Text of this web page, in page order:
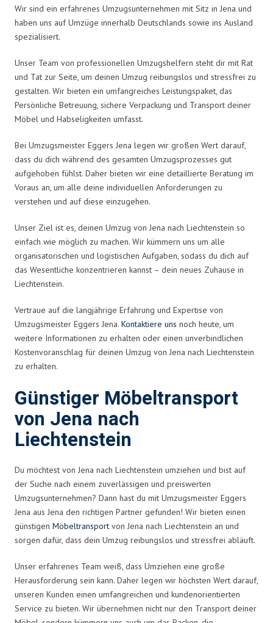
Wir sind ein erfahrenes Umzugsunternehmen mit Sitz in Jena und
haben uns auf Umzüge innerhalb Deutschlands sowie ins Ausland
spezialisiert.
Unser Team von professionellen Umzugshelfern steht dir mit Rat
und Tat zur Seite, um deinen Umzug reibungslos und stressfrei zu
gestalten. Wir bieten ein umfangreiches Leistungspaket, das
Persönliche Betreuung, sichere Verpackung und Transport deiner
Möbel und Habseligkeiten umfasst.
Bei Umzugsmeister Eggers Jena legen wir großen Wert darauf,
dass du dich während des gesamten Umzugsprozesses gut
aufgehoben fühlst. Daher bieten wir eine detaillierte Beratung im
Voraus an, um alle deine individuellen Anforderungen zu
verstehen und auf diese einzugehen.
Unser Ziel ist es, deinen Umzug von Jena nach Liechtenstein so
einfach wie möglich zu machen. Wir kümmern uns um alle
organisatorischen und logistischen Aufgaben, sodass du dich auf
das Wesentliche konzentrieren kannst – dein neues Zuhause in
Liechtenstein.
Vertraue auf die langjährige Erfahrung und Expertise von
Umzugsmeister Eggers Jena. Kontaktiere uns noch heute, um
weitere Informationen zu erhalten oder einen unverbindlichen
Kostenvoranschlag für deinen Umzug von Jena nach Liechtenstein
zu erhalten.
Günstiger Möbeltransport
von Jena nach
Liechtenstein
Du möchtest von Jena nach Liechtenstein umziehen und bist auf
der Suche nach einem zuverlässigen und preiswerten
Umzugsunternehmen? Dann hast du mit Umzugsmeister Eggers
Jena aus Jena den richtigen Partner gefunden! Wir bieten einen
günstigen Möbeltransport von Jena nach Liechtenstein an und
sorgen dafür, dass dein Umzug reibungslos und stressfrei abläuft.
Unser erfahrenes Team weiß, dass Umziehen eine große
Herausforderung sein kann. Daher legen wir höchsten Wert darauf,
unseren Kunden einen umfangreichen und kundenorientierten
Service zu bieten. Wir übernehmen nicht nur den Transport deiner